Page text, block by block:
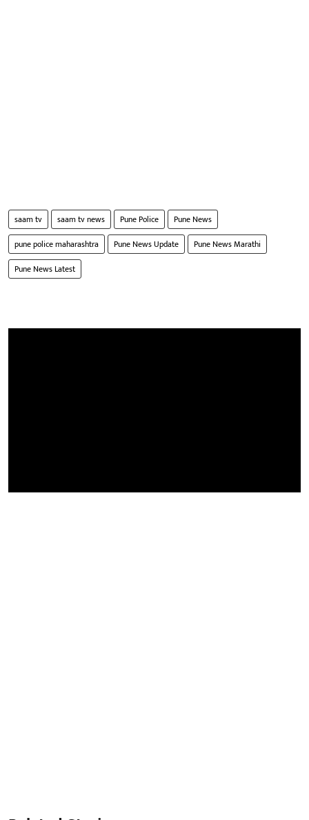
saam tv saam tv news Pune Police
Pune News
pune police maharashtra
Pune News Update
Pune News Marathi
Pune News Latest